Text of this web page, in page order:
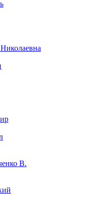
В.